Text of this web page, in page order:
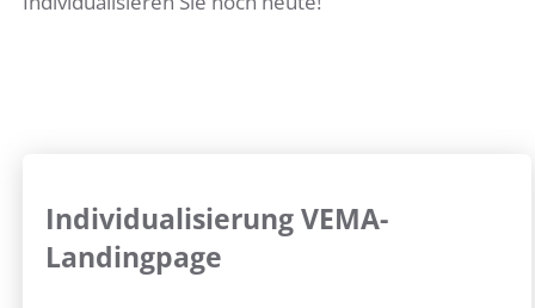
Individualisierung VEMA-
Landingpage